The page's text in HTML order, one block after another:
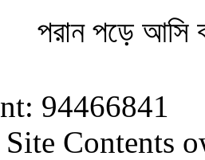
পরান পড়ে আসি
94466841
Contents